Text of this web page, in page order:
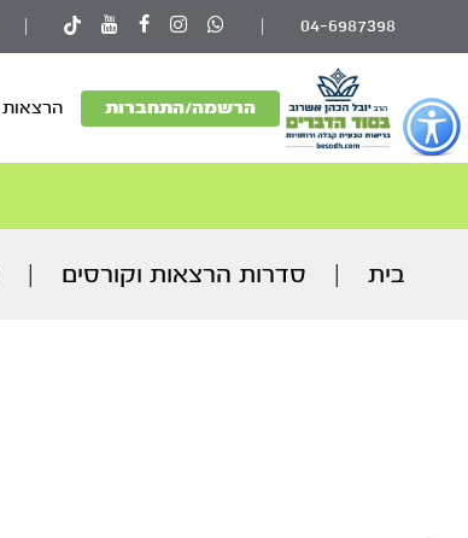
כפתור
לפתיחת
תפריט
נגישות
04-6987398
הרשמה/התחברות הרצאות
בית סדרות הרצאות וקורסים